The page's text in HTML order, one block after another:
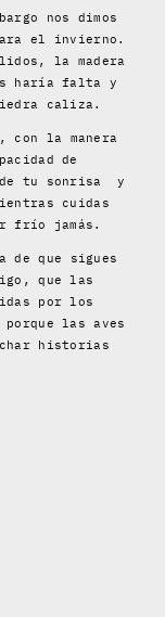
nos dimos
el invierno.
la madera
haría falta y
caliza.
, con la manera
de
tu sonrisa y
cuidas
frío jamás.
de que sigues
que las
por los
las aves
historias